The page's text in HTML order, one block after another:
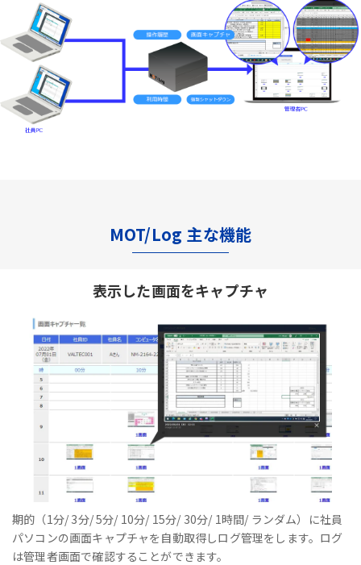
MOT/Log 主な機能
表示した画面をキャプチャ
期的（1分/ 3分/ 5分/ 10分/ 15分/ 30分/ 1時間/ ランダム）に社員
パソコンの画面キャプチャを自動取得しログ管理をします。ログ
は管理者画面で確認することができます。